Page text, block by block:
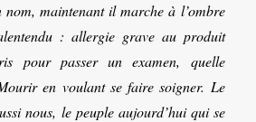
maintenant il marche à l’ombre
: allergie grave au produit
pour passer un examen, quelle
en voulant se faire soigner. Le
nous, le peuple aujourd’hui qui se